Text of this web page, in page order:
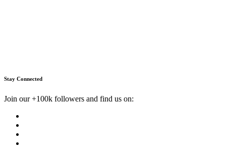
Stay Connected
Join our +100k followers and find us on: